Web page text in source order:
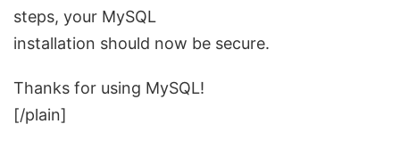
steps, your MySQL
installation should now be secure.
Thanks for using MySQL!
[/plain]